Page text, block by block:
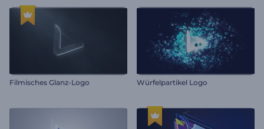
Filmisches Glanz-Logo Würfelpartikel Logo